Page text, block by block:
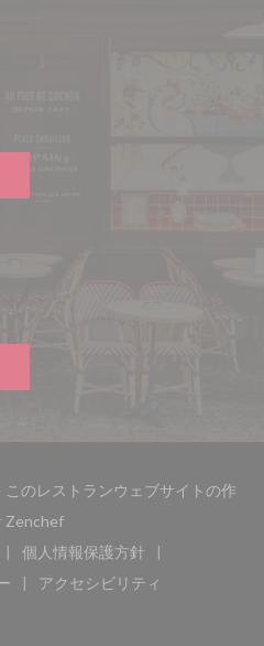
のレストランウェブサイトの作
Zenchef((新しいウィンドウで開きま
ウで開きます))
いウィンドウで開きます))
個人情報保護方針
((新しいウィンドウで開
いウィンドウで開きます))
アクセシビリティ
((新しいウィンドウで